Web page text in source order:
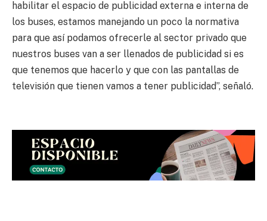
habilitar el espacio de publicidad externa e interna de
los buses, estamos manejando un poco la normativa
para que así podamos ofrecerle al sector privado que
nuestros buses van a ser llenados de publicidad si es
que tenemos que hacerlo y que con las pantallas de
televisión que tienen vamos a tener publicidad”, señaló.